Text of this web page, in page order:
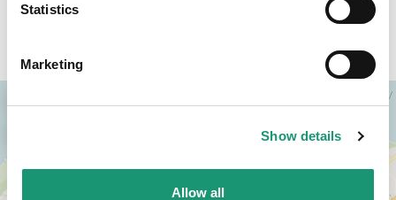
Statistics
Marketing
Show details
Allow all
+